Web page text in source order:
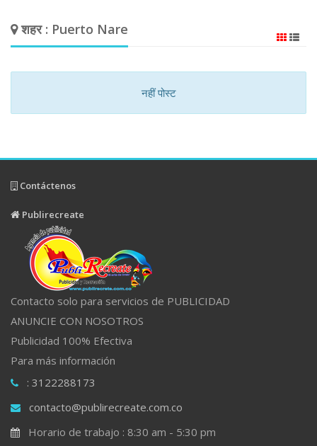
शहर : Puerto Nare
नहीं पोस्ट
Contáctenos
Publirecreate
Contacto solo para servicios de PUBLICIDAD
ANUNCIE CON NOSOTROS
Publicidad 100% Efectiva
Para más información
: 3122288173
contacto@publirecreate.com.co
Horario de trabajo : 8:30 am - 5:30 pm